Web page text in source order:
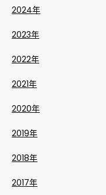
2024年
2023年
2022年
2021年
2020年
2019年
2018年
2017年